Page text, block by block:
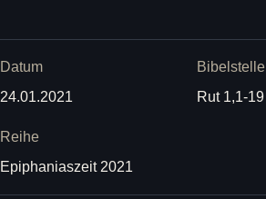
Datum
24.01.2021
Bibelstelle
Rut 1,1-19
Reihe
Epiphaniaszeit 2021